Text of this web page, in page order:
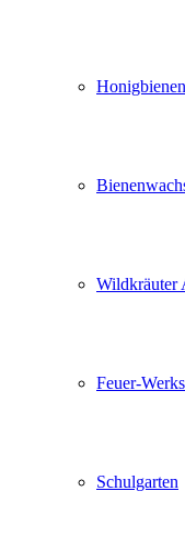
Wildkräuter
Feuer-
Schulgarten